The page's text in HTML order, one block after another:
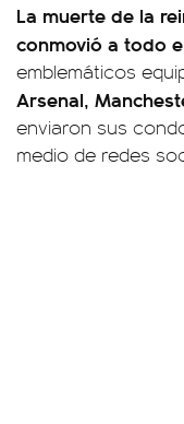
La muerte de la
conmovió a todo
emblemáticos
Arsenal,
enviaron sus
medio de redes